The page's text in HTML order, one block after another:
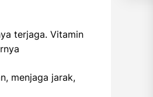
terjaga. Vitamin
menjaga jarak,